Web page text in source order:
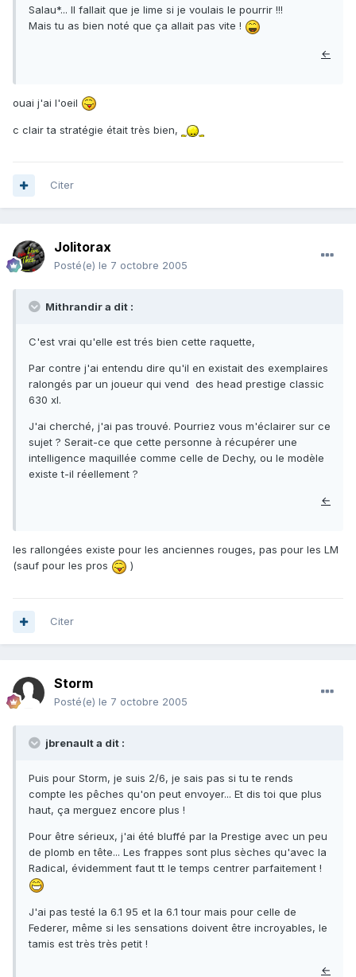
Salau*... Il fallait que je lime si je voulais le pourrir !!!
Mais tu as bien noté que ça allait pas vite !
←
ouai j'ai l'oeil
c clair ta stratégie était très bien,
Citer
Jolitorax
Posté(e) le 7 octobre 2005
Mithrandir a dit :
C'est vrai qu'elle est trés bien cette raquette,
Par contre j'ai entendu dire qu'il en existait des exemplaires
ralongés par un joueur qui vend des head prestige classic
630 xl.
J'ai cherché, j'ai pas trouvé. Pourriez vous m'éclairer sur ce
sujet ? Serait-ce que cette personne à récupérer une
intelligence maquillée comme celle de Dechy, ou le modèle
existe t-il réellement ?
←
les rallongées existe pour les anciennes rouges, pas pour les LM
(sauf pour les pros
)
Citer
Storm
Posté(e) le 7 octobre 2005
jbrenault a dit :
Puis pour Storm, je suis 2/6, je sais pas si tu te rends
compte les pêches qu'on peut envoyer... Et dis toi que plus
haut, ça merguez encore plus !
Pour être sérieux, j'ai été bluffé par la Prestige avec un peu
de plomb en tête... Les frappes sont plus sèches qu'avec la
Radical, évidemment faut tt le temps centrer parfaitement !
J'ai pas testé la 6.1 95 et la 6.1 tour mais pour celle de
Federer, même si les sensations doivent être incroyables, le
tamis est très très petit !
←